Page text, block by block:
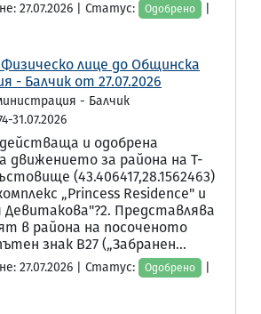
27.07.2026 | Статус: Одобрено
лице до Общинска
- Балчик от 27.07.2026
- Балчик
31.07.2026
и одобрена
движението за района на Т-
(43.406417,28.1562463)
„Princess Residence" и
Девитакова"?2. Представлява
в района на посоченото
знак В27 („Забранен...
27.07.2026 | Статус: Одобрено